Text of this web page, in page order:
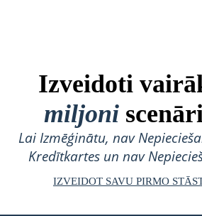
Izveidoti
miljoni
Lai Izmēģinātu, nav
Kredītkartes un nav
IZVEIDOT SAVU PIRMO